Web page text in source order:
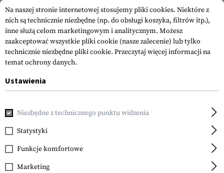
Victorinox
RangerGrip 61
Na naszej stronie internetowej stosujemy pliki cookies. Niektóre z
nich są technicznie niezbędne (np. do obsługi koszyka, filtrów itp.),
inne służą celom marketingowym i analitycznym. Możesz
zaakceptować wszystkie pliki cookie (nasze zalecenie) lub tylko
technicznie niezbędne pliki cookie. Przeczytaj więcej informacji na
temat ochrony danych.
Ustawienia
Niezbędne z technicznego punktu widzenia
Statystyki
Funkcje komfortowe
Marketing